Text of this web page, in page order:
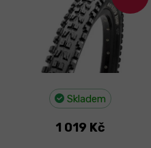
Skladem
1 019 Kč